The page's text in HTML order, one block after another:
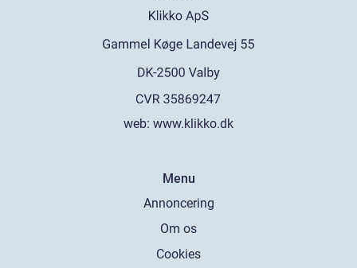
web: www.klikko.dk
Menu
Annoncering
Om os
Cookies